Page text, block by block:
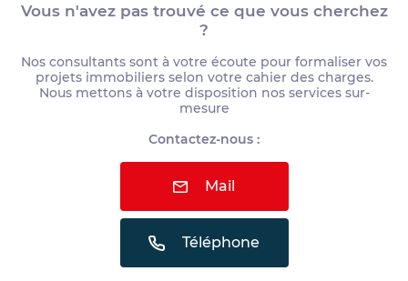
Vous n'avez pas trouvé ce que vous cherchez
?
Nos consultants sont à votre écoute pour formaliser vos
projets immobiliers selon votre cahier des charges.
Nous mettons à votre disposition nos services sur-
mesure
Contactez-nous :
Mail
Téléphone